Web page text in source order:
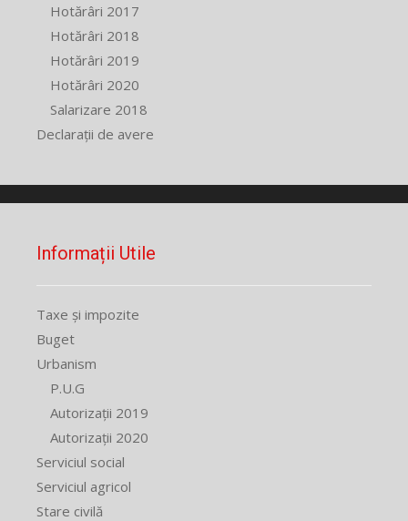
Hotărâri 2017
Hotărâri 2018
Hotărâri 2019
Hotărâri 2020
Salarizare 2018
Declarații de avere
Informații Utile
Taxe și impozite
Buget
Urbanism
P.U.G
Autorizații 2019
Autorizații 2020
Serviciul social
Serviciul agricol
Stare civilă